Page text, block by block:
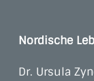
Nordische
Dr. Ursula